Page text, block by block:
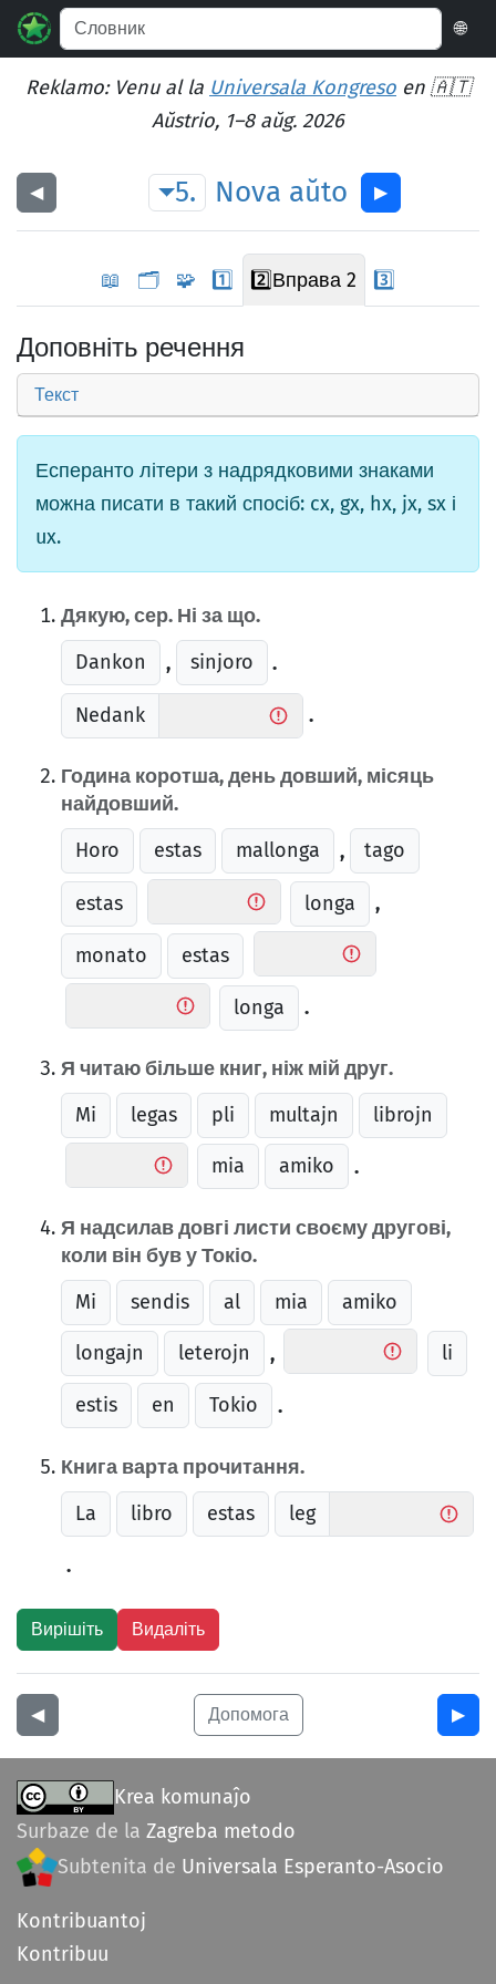
🌐
Reklamo: Venu al la Universala Kongreso en 🇦🇹
Aŭstrio, 1–8 aŭg. 2026
◀︎ 5. Nova aŭto ▶︎
📖 🗂️ 🧩 1️⃣ 2️⃣Вправа 2 3️⃣
Доповніть речення
Текст
Есперанто літери з надрядковими знаками
можна писати в такий спосіб: cx, gx, hx, jx, sx і
ux.
Дякую, сер. Ні за що.
Dankon
, sinjoro .
Nedank .
Година коротша, день довший, місяць
найдовший.
Horo
estas mallonga , tago
estas longa ,
monato estas
longa .
Я читаю більше книг, ніж мій друг.
Mi
legas pli multajn librojn
mia amiko .
Я надсилав довгі листи своєму другові,
коли він був у Токіо.
Mi
sendis al mia amiko
longajn leterojn , li
estis en Tokio .
Книга варта прочитання.
La
libro estas leg
.
◀︎ Допомога ▶︎
Krea komunaĵo
Surbaze de la Zagreba metodo
Subtenita de Universala Esperanto-Asocio
Kontribuantoj
Kontribuu